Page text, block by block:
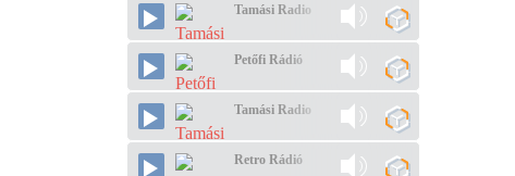
Tamási Radio
Petőfi Rádió
Tamási Radio
Retro Rádió